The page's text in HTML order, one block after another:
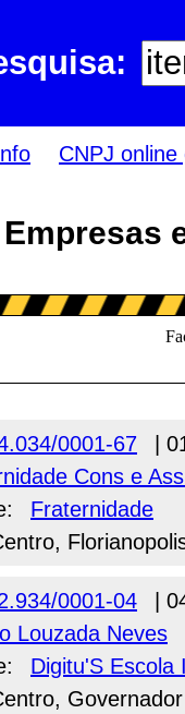
CNPJ online
0001-67
|
Cons e
Fraternidade
0001-04
|
Louzada Neves
Digitu'S Escola